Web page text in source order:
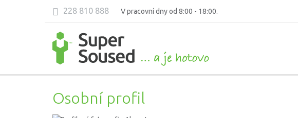
228 810 888 V pracovní dny od 8:00 - 18:00.
Osobní profil